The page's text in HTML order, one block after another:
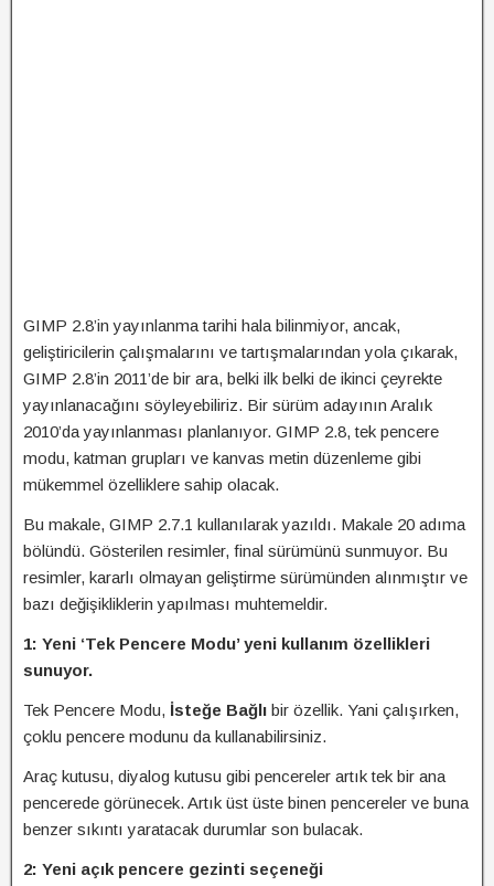
GIMP 2.8’in yayınlanma tarihi hala bilinmiyor, ancak,
geliştiricilerin çalışmalarını ve tartışmalarından yola çıkarak,
GIMP 2.8’in 2011’de bir ara, belki ilk belki de ikinci çeyrekte
yayınlanacağını söyleyebiliriz. Bir sürüm adayının Aralık
2010’dayayınlanması planlanıyor. GIMP 2.8, tek pencere
modu, katman grupları ve kanvas metin düzenleme gibi
mükemmel özelliklere sahip olacak.
Bu makale, GIMP 2.7.1 kullanılarak yazıldı. Makale 20 adıma
bölündü. Gösterilen resimler, final sürümünü sunmuyor. Bu
resimler, kararlı olmayan geliştirme sürümünden alınmıştır ve
bazı değişikliklerin yapılması muhtemeldir.
1: Yeni ‘Tek Pencere Modu’ yeni kullanım özellikleri
sunuyor.
Tek Pencere Modu, İsteğe Bağlı bir özellik. Yani çalışırken,
çoklu pencere modunu da kullanabilirsiniz.
Araç kutusu, diyalog kutusu gibi pencereler artık tek bir ana
pencerede görünecek. Artık üst üste binen pencereler ve buna
benzer sıkıntı yaratacak durumlar son bulacak.
2: Yeni açık pencere gezinti seçeneği